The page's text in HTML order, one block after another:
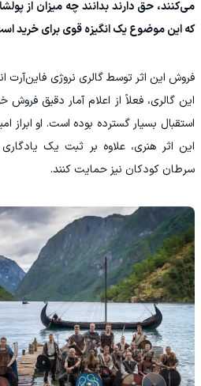
می‌کنند، حق دارند بدانند چه میزان از
که این موضوع یک انگیزه قوی برای خرید
فروش این اثر توسط گالری نروژی فاین‌آرت
این گالری، فعلاً از اعلام آمار دقیق فروش
استقبال بسیار گسترده بوده است. او ابراز
سرطان کودکان نیز حمایت کنند.